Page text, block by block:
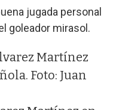
jugada personal
goleador mirasol.